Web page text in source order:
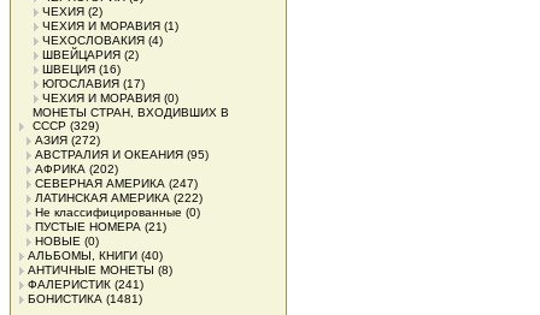
ЧЕХИЯ (2)
ЧЕХИЯ И МОРАВИЯ (1)
ЧЕХОСЛОВАКИЯ (4)
ШВЕЙЦАРИЯ (2)
ШВЕЦИЯ (16)
ЮГОСЛАВИЯ (17)
ЧЕХИЯ И МОРАВИЯ (0)
МОНЕТЫ СТРАН, ВХОДИВШИХ В
СССР (329)
АЗИЯ (272)
АВСТРАЛИЯ И ОКЕАНИЯ (95)
АФРИКА (202)
СЕВЕРНАЯ АМЕРИКА (247)
ЛАТИНСКАЯ АМЕРИКА (222)
Не классифицированные (0)
ПУСТЫЕ НОМЕРА (21)
НОВЫЕ (0)
АЛЬБОМЫ, КНИГИ (40)
АНТИЧНЫЕ МОНЕТЫ (8)
ФАЛЕРИСТИК (241)
БОНИСТИКА (1481)